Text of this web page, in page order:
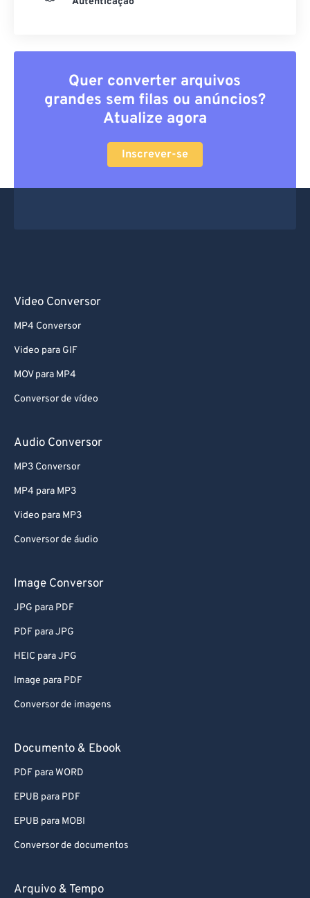
Quer converter arquivos
grandes sem filas ou anúncios?
Atualize agora
Inscrever-se
Video Conversor
MP4 Conversor
Video para GIF
MOV para MP4
Conversor de vídeo
Audio Conversor
MP3 Conversor
MP4 para MP3
Video para MP3
Conversor de áudio
Image Conversor
JPG para PDF
PDF para JPG
HEIC para JPG
Image para PDF
Conversor de imagens
Documento & Ebook
PDF para WORD
EPUB para PDF
EPUB para MOBI
Conversor de documentos
Arquivo & Tempo